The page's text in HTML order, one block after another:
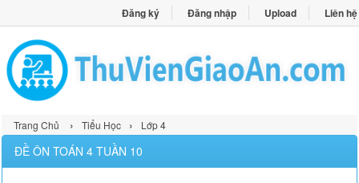
Đăng ký Đăng nhập Upload Liên hệ
Trang Chủ › Tiểu Học › Lớp 4
ĐỀ ÔN TOÁN 4 TUẦN 10